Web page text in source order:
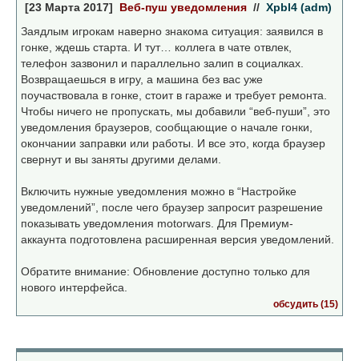
[23 Марта 2017] Веб-пуш уведомления // Xpbl4 (adm)
Заядлым игрокам наверно знакома ситуация: заявился в
гонке, ждешь старта. И тут… коллега в чате отвлек,
телефон зазвонил и параллельно залип в социалках.
Возвращаешься в игру, а машина без вас уже
поучаствовала в гонке, стоит в гараже и требует ремонта.
Чтобы ничего не пропускать, мы добавили “веб-пуши”, это
уведомления браузеров, сообщающие о начале гонки,
окончании заправки или работы. И все это, когда браузер
свернут и вы заняты другими делами.
Включить нужные уведомления можно в “Настройке
уведомлений”, после чего браузер запросит разрешение
показывать уведомления motorwars. Для Премиум-
аккаунта подготовлена расширенная версия уведомлений.
Обратите внимание: Обновление доступно только для
нового интерфейса.
обсудить (15)